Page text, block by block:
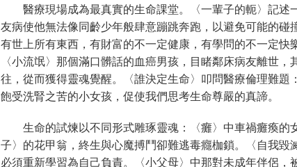
醫療現場成為最真實的生命課堂。〈一輩子的軛〉記述
友病使他無法像同齡少年般肆意蹦跳奔跑，以避免可能的
有世上所有東西，有財富的不一定健康，有學問的不一定快
〈小流氓〉那個滿口髒話的血癌男孩，目睹鄰床病友離世
往，從而獲得靈魂覺醒。〈誰決定生命〉叩問醫療倫理難
飽受洗腎之苦的小女孩，促使我們思考生命尊嚴的真諦。
生命的試煉以不同形式雕琢靈魂：〈癱〉中車禍癱瘓
子〉的花甲翁，終生與心魔搏鬥卻難逃毒癮枷鎖。〈自我毀
必須重新學習為自己負責。〈小父母〉中那對未成年伴侶